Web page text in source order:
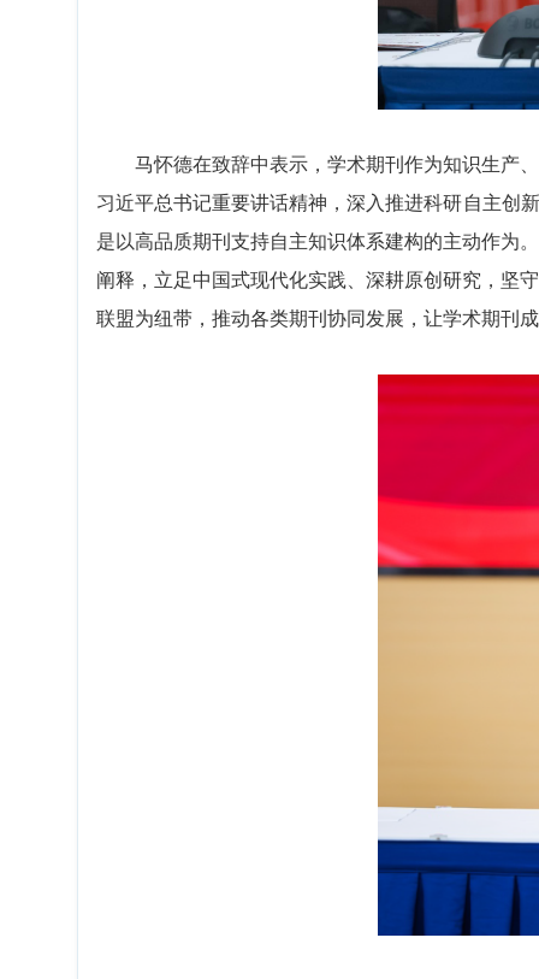
马怀德在致辞中表示，学术期刊作为知识生产
习近平总书记重要讲话精神，深入推进科研自主创
是以高品质期刊支持自主知识体系建构的主动作为
阐释，立足中国式现代化实践、深耕原创研究，坚
联盟为纽带，推动各类期刊协同发展，让学术期刊